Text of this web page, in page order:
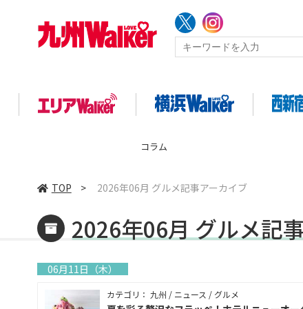
企画
TOP > 2026年06月 グルメ記事アーカイブ
2026年06月 グルメ記
06月11日（木）
カテゴリ： 九州 / ニュース / グルメ